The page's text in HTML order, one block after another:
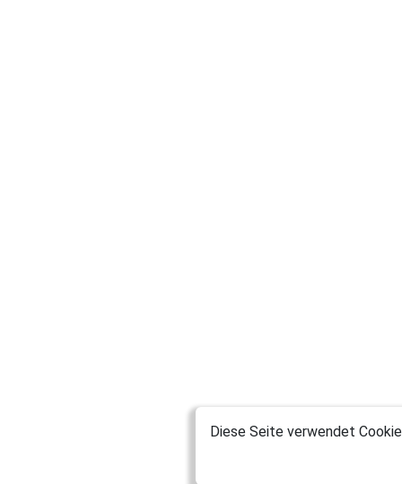
Diese Seite verwendet